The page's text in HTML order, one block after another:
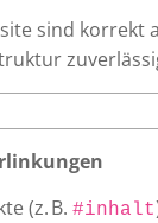
sind korrekt
(z. B.#inhalt